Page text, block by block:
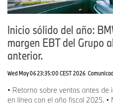
Inicio sólido del año:
margen EBT del Grupo
anterior.
Wed May 06 23:35:00 CEST 2026
• Retorno sobre ventas antes de
en línea con el año fiscal 2025.